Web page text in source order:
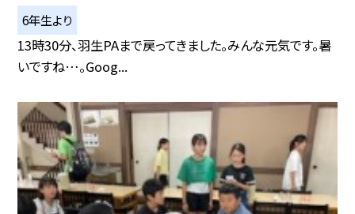
6年生より
13時30分、羽生PAまで戻ってきました。みんな元気です。暑
いですね…。Goog...